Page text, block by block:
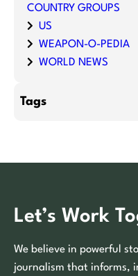
COUNTRY GROUPS
US
WEAPON-O-PEDIA
WORLD NEWS
Tags
Let’s Work
We believe in powerful
journalism that informs,